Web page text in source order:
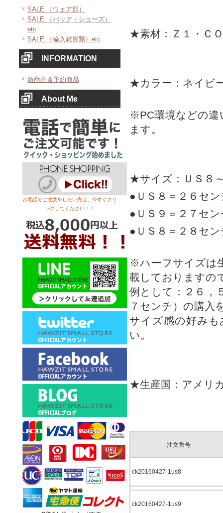
SALE （ウェア類）
SALE （バッグ・シューズ）
etc
SALE （輸入雑貨類）etc
INFORMATION
新商品＆予約商品
About Me
お電話でご注文をしたい方は、今すぐクリ
ックしてください！！
★素材：Ｚ１・Ｃ
★カラー：ネイビ
※PC環境などの違
ます。
★サイズ：ＵＳ８
●ＵＳ８＝２６セ
●ＵＳ９＝２７セ
●ＵＳ８＝２８セ
※ハーフサイズは
載しておりますの
例として：２６，
７センチ）の購入
サイズ感の好み
い。
★生産国：アメリ
注文番号
ck20160427-1us8
ck20160427-1us9